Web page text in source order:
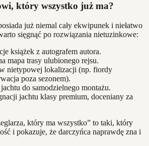
który wszystko już ma?
już niemal cały ekwipunek i niełatwo
sięgnąć po rozwiązania nietuzinkowe:
książek z autografem autora.
mapa trasy ulubionego rejsu.
nietypowej lokalizacji (np. fiordy
poza sezonem).
do samodzielnego montażu.
jachtu klasy premium, doceniany za
który ma wszystko” to taki, który
i pokazuje, że darczyńca naprawdę zna i